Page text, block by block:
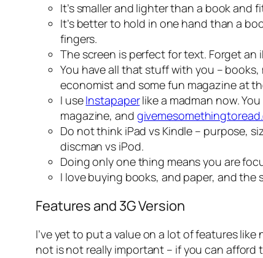
It’s smaller and lighter than a book and
It’s better to hold in one hand than a
fingers.
The screen is perfect for text. Forget
You have all that stuff with you –
economist and some fun magazine at
I useInstapaperlike a madman now.
magazine, and
Do not think iPad vs Kindle – purpose,
discman vs iPod.
Doing only one thing means you are
I love buying books, and paper, and the
Features and 3G Version
I’ve yet to put a value on a lot of features
not is not really important – if you can afford